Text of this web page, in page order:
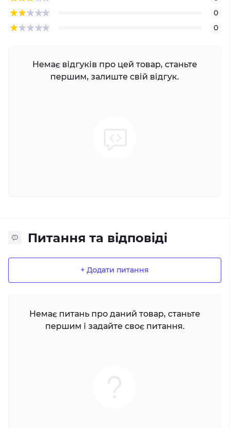
0
0
Немає відгуків про цей товар, станьте
першим, залиште свій відгук.
Питання та відповіді
+ Додати питання
Немає питань про даний товар, станьте
першим і задайте своє питання.